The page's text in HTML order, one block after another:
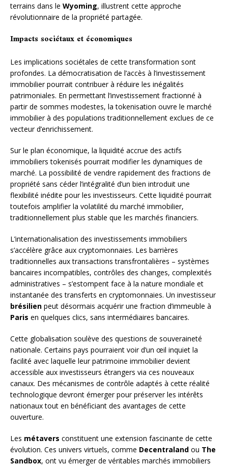
terrains dans le Wyoming, illustrent cette approche
révolutionnaire de la propriété partagée.
Impacts sociétaux et économiques
Les implications sociétales de cette transformation sont
profondes. La démocratisation de l’accès à l’investissement
immobilier pourrait contribuer à réduire les inégalités
patrimoniales. En permettant l’investissement fractionné à
partir de sommes modestes, la tokenisation ouvre le marché
immobilier à des populations traditionnellement exclues de ce
vecteur d’enrichissement.
Sur le plan économique, la liquidité accrue des actifs
immobiliers tokenisés pourrait modifier les dynamiques de
marché. La possibilité de vendre rapidement des fractions de
propriété sans céder l’intégralité d’un bien introduit une
flexibilité inédite pour les investisseurs. Cette liquidité pourrait
toutefois amplifier la volatilité du marché immobilier,
traditionnellement plus stable que les marchés financiers.
L’internationalisation des investissements immobiliers
s’accélère grâce aux cryptomonnaies. Les barrières
traditionnelles aux transactions transfrontalières – systèmes
bancaires incompatibles, contrôles des changes, complexités
administratives – s’estompent face à la nature mondiale et
instantanée des transferts en cryptomonnaies. Un investisseur
brésilien peut désormais acquérir une fraction d’immeuble à
Paris en quelques clics, sans intermédiaires bancaires.
Cette globalisation soulève des questions de souveraineté
nationale. Certains pays pourraient voir d’un œil inquiet la
facilité avec laquelle leur patrimoine immobilier devient
accessible aux investisseurs étrangers via ces nouveaux
canaux. Des mécanismes de contrôle adaptés à cette réalité
technologique devront émerger pour préserver les intérêts
nationaux tout en bénéficiant des avantages de cette
ouverture.
Les métavers constituent une extension fascinante de cette
évolution. Ces univers virtuels, comme Decentraland ou The
Sandbox, ont vu émerger de véritables marchés immobiliers